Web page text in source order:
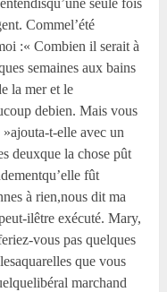
seule fois
Commel’été
:« Combien il serait à
semaines aux bains
la mer et le
debien. Mais vous
»ajouta-t-elle avec un
deuxque la chose pût
fût
à rien,nous dit ma
ilêtre exécuté. Mary,
vous pas quelques
que vous
marchand